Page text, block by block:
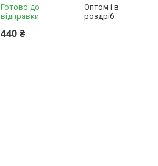
Готово до
відправки
Оптом і в
роздріб
440 ₴